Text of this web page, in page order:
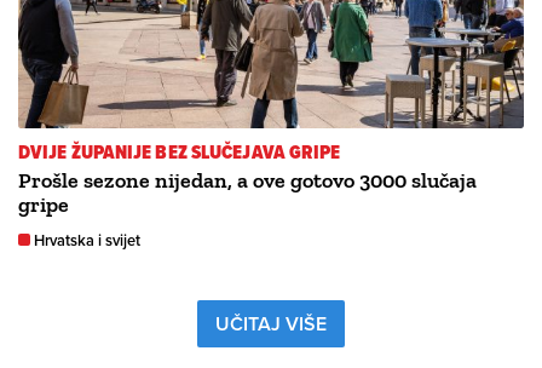
DVIJE ŽUPANIJE BEZ SLUČEJAVA GRIPE
Prošle sezone nijedan, a ove gotovo 3000 slučaja
gripe
Hrvatska i svijet
UČITAJ VIŠE